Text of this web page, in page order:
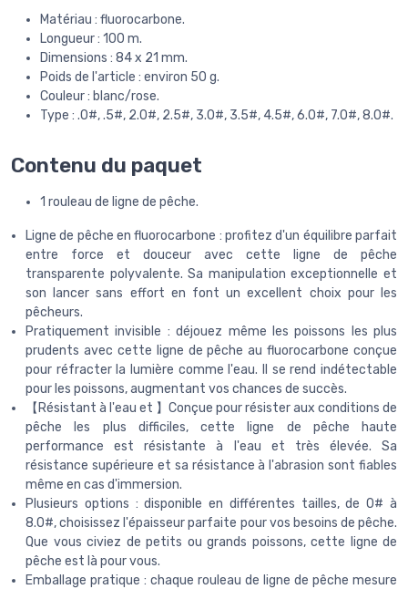
Matériau : fluorocarbone.
Longueur : 100 m.
Dimensions : 84 x 21 mm.
Poids de l'article : environ 50 g.
Couleur : blanc/rose.
Type : .0#, .5#, 2.0#, 2.5#, 3.0#, 3.5#, 4.5#, 6.0#, 7.0#, 8.0#.
Contenu du paquet
1 rouleau de ligne de pêche.
Ligne de pêche en fluorocarbone : profitez d'un équilibre parfait
entre force et douceur avec cette ligne de pêche
transparente polyvalente. Sa manipulation exceptionnelle et
son lancer sans effort en font un excellent choix pour les
pêcheurs.
Pratiquement invisible : déjouez même les poissons les plus
prudents avec cette ligne de pêche au fluorocarbone conçue
pour réfracter la lumière comme l'eau. Il se rend indétectable
pour les poissons, augmentant vos chances de succès.
【Résistant à l'eau et 】Conçue pour résister aux conditions de
pêche les plus difficiles, cette ligne de pêche haute
performance est résistante à l'eau et très élevée. Sa
résistance supérieure et sa résistance à l'abrasion sont fiables
même en cas d'immersion.
Plusieurs options : disponible en différentes tailles, de 0# à
8.0#, choisissez l'épaisseur parfaite pour vos besoins de pêche.
Que vous civiez de petits ou grands poissons, cette ligne de
pêche est là pour vous.
Emballage pratique : chaque rouleau de ligne de pêche mesure